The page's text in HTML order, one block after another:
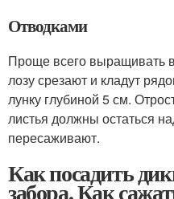
Отводками
Проще всего выращивать
лозу срезают и кладут
лунку глубиной 5 см.
листья должны остаться
пересаживают.
Как посадить
забора. Как